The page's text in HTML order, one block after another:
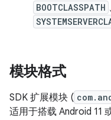
BOOTCLASSPATH
模块格式
SDK 扩展模块 (
适用于搭载 Android 11